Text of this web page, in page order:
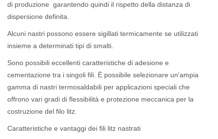
di produzione garantendo quindi il rispetto della distanza di
dispersione definita.
Alcuni nastri possono essere sigillati termicamente se utilizzati
insieme a determinati tipi di smalti.
Sono possibili eccellenti caratteristiche di adesione e
cementazione tra i singoli fili. È possibile selezionare un'ampia
gamma di nastri termosaldabili per applicazioni speciali che
offrono vari gradi di flessibilità e protezione meccanica per la
costruzione del filo litz.
Caratteristiche e vantaggi dei fili litz nastrati